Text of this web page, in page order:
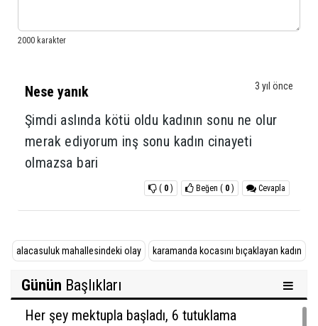
Nese yanık 3 yıl önce
Şimdi aslında kötü oldu kadının sonu ne olur
merak ediyorum inş sonu kadın cinayeti
olmazsa bari
Cevapla
Beğen ( 0 )
( 0 )
alacasuluk mahallesindeki olay karamanda kocasını bıçaklayan kadın
Günün Başlıkları
Her şey mektupla başladı, 6 tutuklama